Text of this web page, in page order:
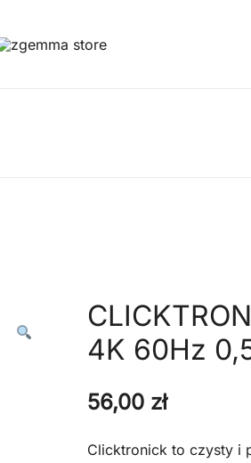
4K 60Hz
56,00 zł
Clicktronick to czysty i